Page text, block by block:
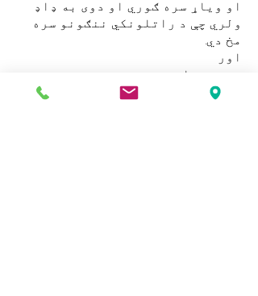
او ویاړ سره ګوري او دوی به ډاډ
ولري چې د راتلونکي ننګونو سره
مخ دي.
اور
غوره هیلې
اور